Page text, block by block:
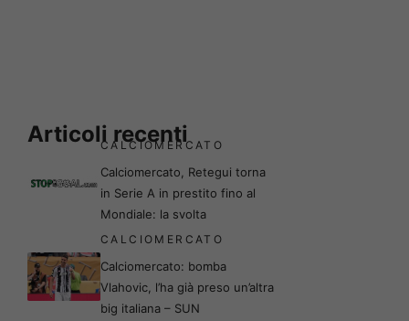
Articoli recenti
CALCIOMERCATO
Calciomercato, Retegui torna
in Serie A in prestito fino al
Mondiale: la svolta
CALCIOMERCATO
Calciomercato: bomba
Vlahovic, l’ha già preso un’altra
big italiana – SUN